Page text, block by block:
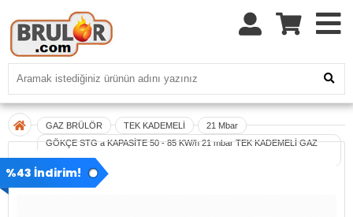
GAZ BRÜLÖR TEK KADEMELİ
21 Mbar
GÖKÇE STG a KAPASİTE 50 - 85 KW/h 21 mbar TEK KADEMELİ GAZ
BRÜLÖRÜ
%43 İndirim!